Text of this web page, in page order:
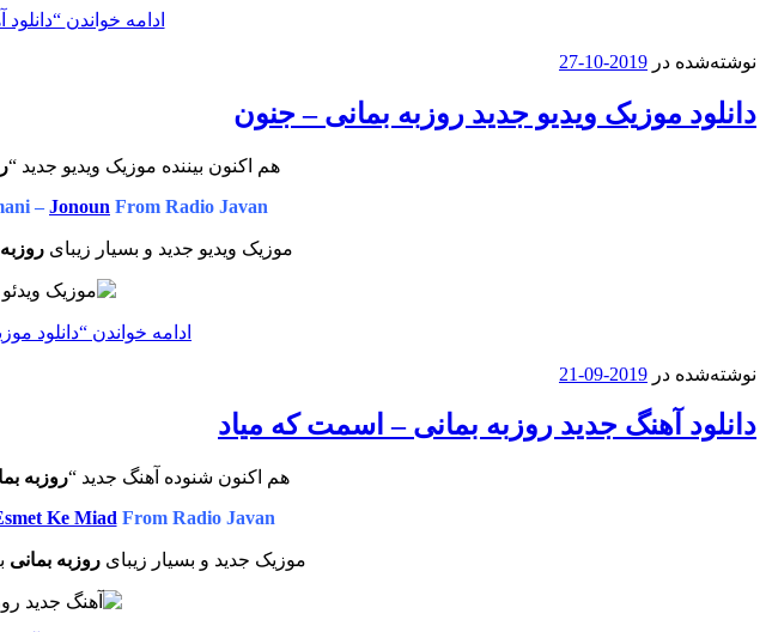
ادامه خواندن
نوشته‌شده در 2019-10-27
دانلود موزیک ویدیو جدید روزبه بمانی – جنون
هم اکنون بیننده موزیک ویدیو جدید “
– Jonoun From Radio Javan
موزیک ویدیو جدید و بسیار زیبای
ادامه خواندن “دانلود
نوشته‌شده در 2019-09-21
دانلود آهنگ جدید روزبه بمانی – اسمت که میاد
هم اکنون شنوده آهنگ جدید “روزبه
Ke Miad From Radio Javan
موزیک جدید و بسیار زیبای روزبه بمانی